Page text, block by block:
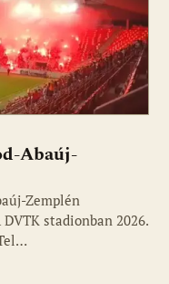
Abaúj-
Zemplén
stadionban 2026.